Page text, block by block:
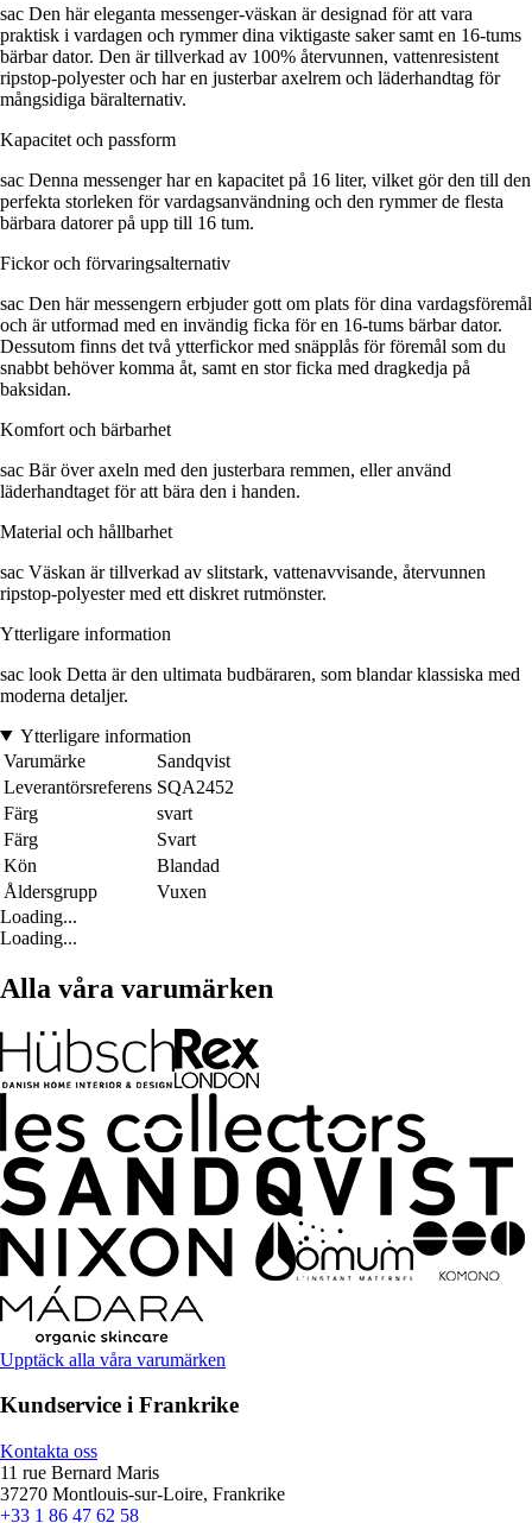
sac Den här eleganta messenger-väskan är designad för att vara
praktisk i vardagen och rymmer dina viktigaste saker samt en 16-tums
bärbar dator. Den är tillverkad av 100% återvunnen, vattenresistent
ripstop-polyester och har en justerbar axelrem och läderhandtag för
mångsidiga bäralternativ.
Kapacitet och passform
sac Denna messenger har en kapacitet på 16 liter, vilket gör den till den
perfekta storleken för vardagsanvändning och den rymmer de flesta
bärbara datorer på upp till 16 tum.
Fickor och förvaringsalternativ
sac Den här messengern erbjuder gott om plats för dina vardagsföremål
och är utformad med en invändig ficka för en 16-tums bärbar dator.
Dessutom finns det två ytterfickor med snäpplås för föremål som du
snabbt behöver komma åt, samt en stor ficka med dragkedja på
baksidan.
Komfort och bärbarhet
sac Bär över axeln med den justerbara remmen, eller använd
läderhandtaget för att bära den i handen.
Material och hållbarhet
sac Väskan är tillverkad av slitstark, vattenavvisande, återvunnen
ripstop-polyester med ett diskret rutmönster.
Ytterligare information
sac look Detta är den ultimata budbäraren, som blandar klassiska med
moderna detaljer.
Ytterligare information
Varumärke
Sandqvist
Leverantörsreferens SQA2452
Färg
svart
Färg
Svart
Kön
Blandad
Åldersgrupp
Vuxen
Loading...
Loading...
Alla våra varumärken
Upptäck alla våra varumärken
Kundservice i Frankrike
Kontakta oss
11 rue Bernard Maris
37270 Montlouis-sur-Loire, Frankrike
+33 1 86 47 62 58